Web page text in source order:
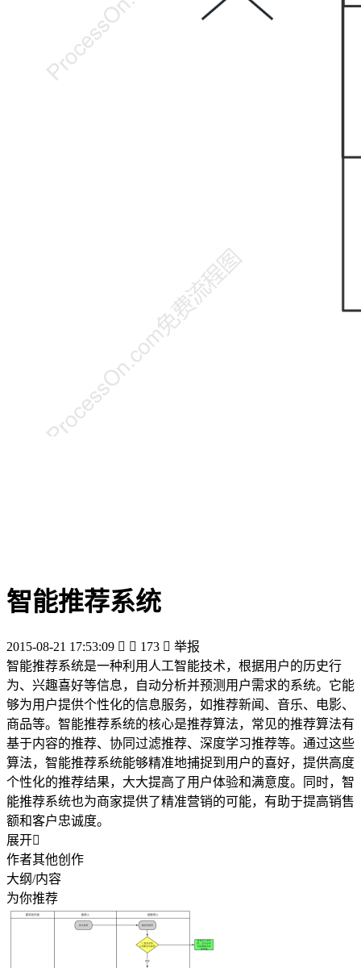
智能推荐系统
2015-08-21 17:53:09   173  举报
智能推荐系统是一种利用人工智能技术，根据用户的历史行
为、兴趣喜好等信息，自动分析并预测用户需求的系统。它能
够为用户提供个性化的信息服务，如推荐新闻、音乐、电影、
商品等。智能推荐系统的核心是推荐算法，常见的推荐算法有
基于内容的推荐、协同过滤推荐、深度学习推荐等。通过这些
算法，智能推荐系统能够精准地捕捉到用户的喜好，提供高度
个性化的推荐结果，大大提高了用户体验和满意度。同时，智
能推荐系统也为商家提供了精准营销的可能，有助于提高销售
额和客户忠诚度。
展开
作者其他创作
大纲/内容
为你推荐